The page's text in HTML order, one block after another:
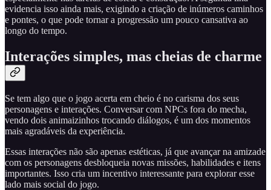
evidencia isso ainda mais, exigindo a criação de inúmeros caminhos
e pontes, o que pode tornar a progressão um pouco cansativa ao
longo do tempo.
Interações simples, mas cheias de charme
Se tem algo que o jogo acerta em cheio é no carisma dos seus
personagens e interações. Conversar com NPCs fora do mecha,
vendo dois animaizinhos trocando diálogos, é um dos momentos
mais agradáveis da experiência.
Essas interações não são apenas estéticas, já que avançar na amizade
com os personagens desbloqueia novas missões, habilidades e itens
importantes. Isso cria um incentivo interessante para explorar esse
lado mais social do jogo.